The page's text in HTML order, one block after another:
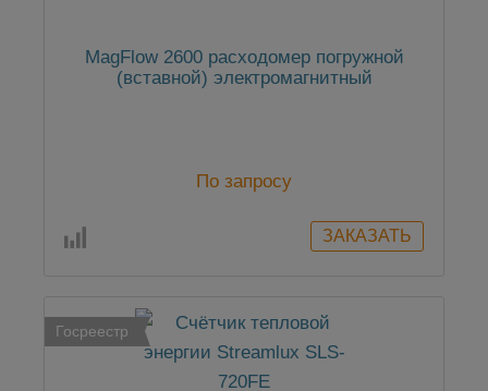
MagFlow 2600 расходомер погружной
(вставной) электромагнитный
По запросу
Госреестр